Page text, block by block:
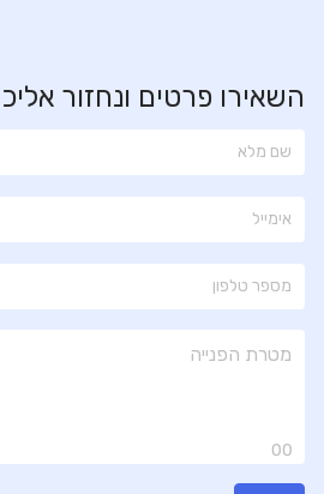
השאירו פרטים ונחזור
00